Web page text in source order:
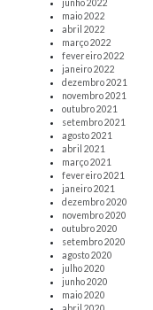
junho 2022
maio 2022
abril 2022
março 2022
fevereiro 2022
janeiro 2022
dezembro 2021
novembro 2021
outubro 2021
setembro 2021
agosto 2021
abril 2021
março 2021
fevereiro 2021
janeiro 2021
dezembro 2020
novembro 2020
outubro 2020
setembro 2020
agosto 2020
julho 2020
junho 2020
maio 2020
abril 2020